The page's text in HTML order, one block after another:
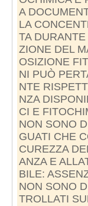
A
LA
TA
ZIONE DEL
OSIZIONE
NI PUÒ
NTE
NZA
CI E
NON SONO
GUATI CHE
CUREZZA
ANZA E
BILE:
NON SONO
TROLLATI